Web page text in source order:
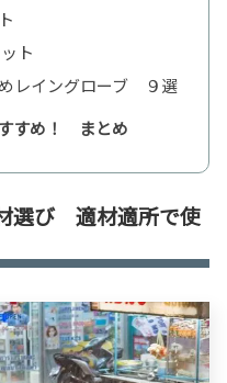
ト
レイングローブ ９選
すめ！ まとめ
選び 適材適所で使